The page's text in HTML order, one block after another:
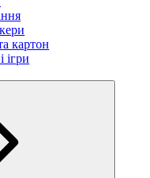
картон
ігри